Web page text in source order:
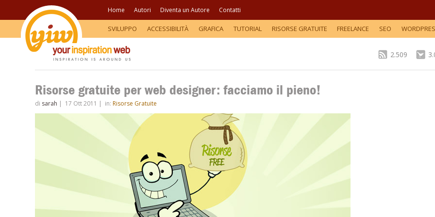
Home Autori Diventa un Autore Contatti
SVILUPPO ACCESSIBILITÀ GRAFICA TUTORIAL RISORSE GRATUITE FREELANCE SEO
2.509
Risorse gratuite per web designer: facciamo il pieno!
di sarah | 17 Ott 2011 | in: Risorse Gratuite